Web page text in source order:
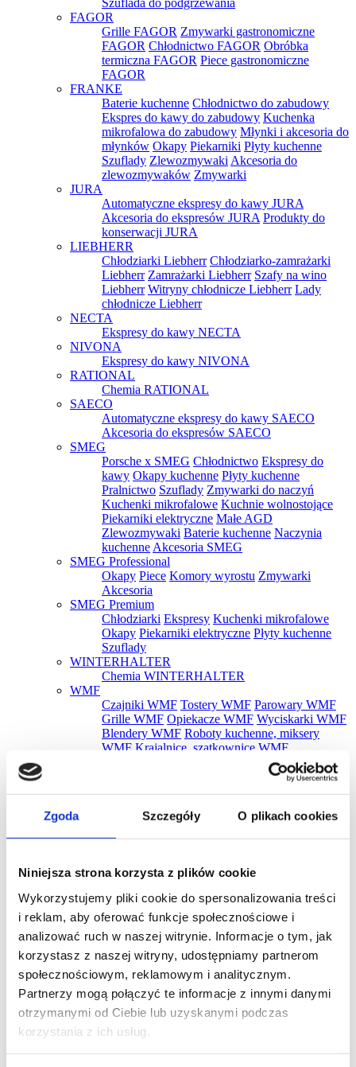
Zgoda Szczegóły O plikach cookies
Niniejsza strona korzysta z plików cookie
Wykorzystujemy pliki cookie do spersonalizowania treści
i reklam, aby oferować funkcje społecznościowe i
analizować ruch w naszej witrynie. Informacje o tym, jak
korzystasz z naszej witryny, udostępniamy partnerom
społecznościowym, reklamowym i analitycznym.
Partnerzy mogą połączyć te informacje z innymi danymi
otrzymanymi od Ciebie lub uzyskanymi podczas
korzystania z ich usług.
Szuflada do podgrzewania
FAGOR
Grille FAGOR Zmywarki gastronomiczne
FAGOR Chłodnictwo FAGOR Obróbka
termiczna FAGOR Piece gastronomiczne
FAGOR
FRANKE
Baterie kuchenne Chłodnictwo do zabudowy
Ekspres do kawy do zabudowy Kuchenka
mikrofalowa do zabudowy Młynki i akcesoria do
młynków Okapy Piekarniki Płyty kuchenne
Szuflady Zlewozmywaki Akcesoria do
zlewozmywaków Zmywarki
JURA
Automatyczne ekspresy do kawy JURA
Akcesoria do ekspresów JURA Produkty do
konserwacji JURA
LIEBHERR
Chłodziarki Liebherr Chłodziarko-zamrażarki
Liebherr Zamrażarki Liebherr Szafy na wino
Liebherr Witryny chłodnicze Liebherr Lady
chłodnicze Liebherr
NECTA
Ekspresy do kawy NECTA
NIVONA
Ekspresy do kawy NIVONA
RATIONAL
Chemia RATIONAL
SAECO
Automatyczne ekspresy do kawy SAECO
Akcesoria do ekspresów SAECO
SMEG
Porsche x SMEG Chłodnictwo Ekspresy do
kawy Okapy kuchenne Płyty kuchenne
Pralnictwo Szuflady Zmywarki do naczyń
Kuchenki mikrofalowe Kuchnie wolnostojące
Piekarniki elektryczne Małe AGD
Zlewozmywaki Baterie kuchenne Naczynia
kuchenne Akcesoria SMEG
SMEG Professional
Okapy Piece Komory wyrostu Zmywarki
Akcesoria
SMEG Premium
Chłodziarki Ekspresy Kuchenki mikrofalowe
Okapy Piekarniki elektryczne Płyty kuchenne
Szuflady
WINTERHALTER
Chemia WINTERHALTER
WMF
Czajniki WMF Tostery WMF Parowary WMF
Grille WMF Opiekacze WMF Wyciskarki WMF
Blendery WMF Roboty kuchenne, miksery
WMF Krajalnice, szatkownice WMF
Maszynki do lodów WMF
Jajowary WMF Młynki
gotowania WMF Cooler na wino WMF
WMF
Zobacz wszystkie
Promocje
Nowości
Zestawy
Szukaj
Czajnik elektryczny Smeg